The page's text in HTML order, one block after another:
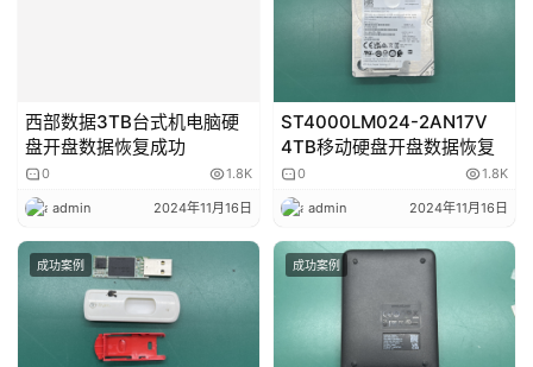
西部数据3TB台式机电脑硬
盘开盘数据恢复成功
0 1.8K
admin 2024年11月16日
ST4000LM024-2AN17V
4TB移动硬盘开盘数据恢复
0 1.8K
admin 2024年11月16日
成功案例 成功案例